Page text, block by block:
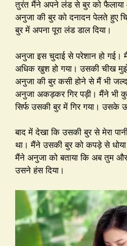
तुरंत मैंने अपने लंड से बुर को फैलाया
अनुजा की बुर को दनादन पेलते हुए
बुर में अपना पूरा लंड डाल दिया।
अनुजा इस चुदाई से परेशान हो
अधिक खुश हो गया। उसकी चीख
अनुजा की बुर कसी होने से मैं भी
अनुजा अकड़कर गिर पड़ी। मैंने भी
सिर्फ उसकी बुर में गिर गया। उसके
बाद में देखा कि उसकी बुर से मेरा
था। मैंने उसकी बुर को कपड़े से
मैंने अनुजा को बताया कि अब तुम
उसने हंस दिया।